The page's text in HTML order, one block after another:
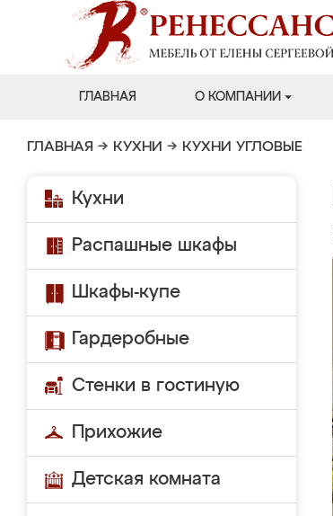
ГЛАВНАЯ О КОМПАНИИ
ГЛАВНАЯ → КУХНИ → КУХНИ УГЛОВЫЕ
Кухни
Распашные шкафы
Шкафы-купе
Гардеробные
Стенки в гостиную
Прихожие
Детская комната